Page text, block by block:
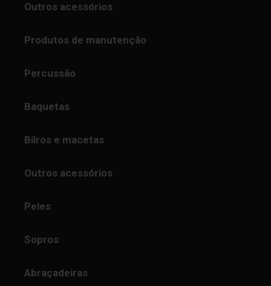
Outros acessórios
Produtos de manutenção
Percussão
Baquetas
Bilros e macetas
Outros acessórios
Peles
Sopros
Abraçadeiras